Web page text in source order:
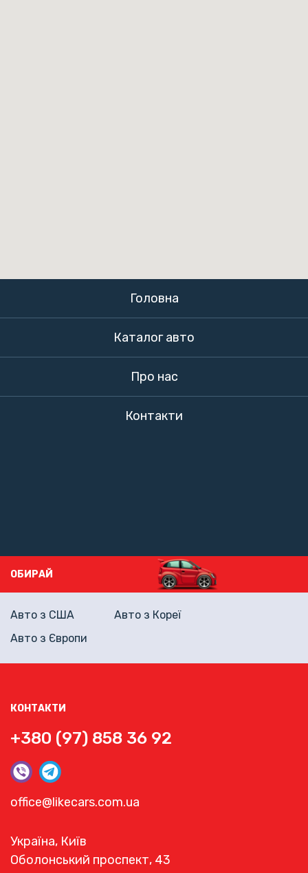
Головна
Каталог авто
Про нас
Контакти
КОНТАКТИ
+380 (97) 858 36 92
office@likecars.com.ua
Україна, Київ
Оболонський проспект, 43
ОБИРАЙ
Авто з США
Авто з Кореї
Авто з Європи